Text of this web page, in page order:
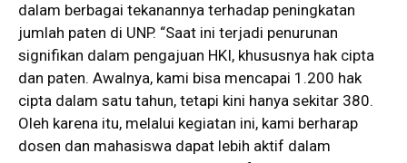
dalam berbagai tekanannya terhadap peningkatan
jumlah paten di UNP. “Saat ini terjadi penurunan
signifikan dalam pengajuan HKI, khususnya hak cipta
dan paten. Awalnya, kami bisa mencapai 1.200 hak
cipta dalam satu tahun, tetapi kini hanya sekitar 380.
Oleh karena itu, melalui kegiatan ini, kami berharap
dosen dan mahasiswa dapat lebih aktif dalam